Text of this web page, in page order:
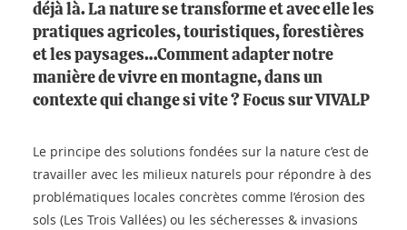
déjà là. La nature se transforme et avec elle les
pratiques agricoles, touristiques, forestières
et les paysages…Comment adapter notre
manière de vivre en montagne, dans un
contexte qui change si vite ? Focus sur VIVALP
Le principe des solutions fondées sur la nature c’est de
travailler avec les milieux naturels pour répondre à des
problématiques locales concrètes comme l’érosion des
sols (Les Trois Vallées) ou les sécheresses & invasions